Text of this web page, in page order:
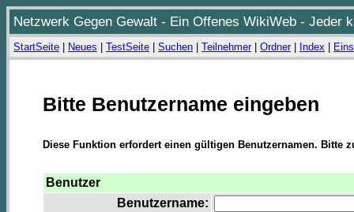
Netzwerk Gegen Gewalt - Ein Offenes WikiWeb - Jeder
StartSeite Neues TestSeite Suchen Teilnehmer| Ordner| Index
Bitte Benutzername eingeben
Diese Funktion erfordert einen gültigen Benutzernamen. Bitte
Benutzer
Benutzername: